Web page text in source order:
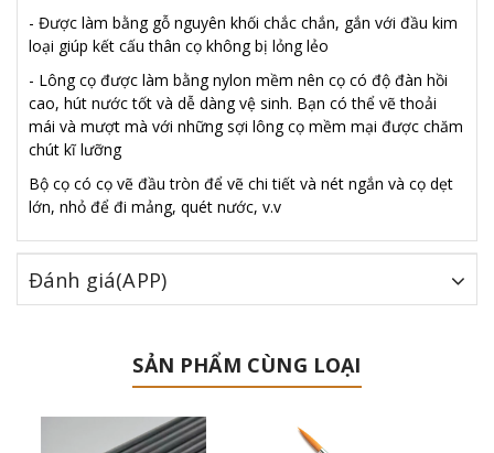
- Được làm bằng gỗ nguyên khối chắc chắn, gắn với đầu kim
loại giúp kết cấu thân cọ không bị lỏng lẻo
- Lông cọ được làm bằng nylon mềm nên cọ có độ đàn hồi
cao, hút nước tốt và dễ dàng vệ sinh. Bạn có thể vẽ thoải
mái và mượt mà với những sợi lông cọ mềm mại được chăm
chút kĩ lưỡng
Bộ cọ có cọ vẽ đầu tròn để vẽ chi tiết và nét ngắn và cọ dẹt
lớn, nhỏ để đi mảng, quét nước, v.v
Đánh giá(APP)
SẢN PHẨM CÙNG LOẠI